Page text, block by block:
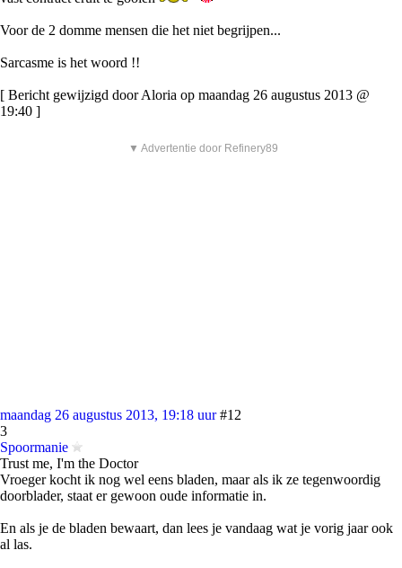
Voor de 2 domme mensen die het niet begrijpen...
Sarcasme is het woord !!
[ Bericht gewijzigd door Aloria op maandag 26 augustus 2013 @
19:40 ]
▼ Advertentie door Refinery89
maandag 26 augustus 2013, 19:18 uur #12
3
Spoormanie
Trust me, I'm the Doctor
Vroeger kocht ik nog wel eens bladen, maar als ik ze tegenwoordig
doorblader, staat er gewoon oude informatie in.
En als je de bladen bewaart, dan lees je vandaag wat je vorig jaar ook
al las.